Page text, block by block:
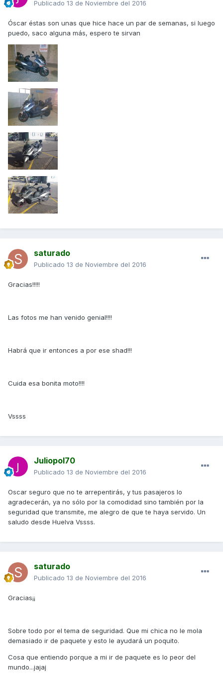
Publicado 13 de Noviembre del 2016
Óscar éstas son unas que hice hace un par de semanas, si luego
puedo, saco alguna más, espero te sirvan
saturado
Publicado 13 de Noviembre del 2016
Gracias!!!!!
Las fotos me han venido genial!!!!
Habrá que ir entonces a por ese shad!!!
Cuida esa bonita moto!!!!
Vssss
Juliopol70
Publicado 13 de Noviembre del 2016
Oscar seguro que no te arrepentirás, y tus pasajeros lo
agradecerán, ya no sólo por la comodidad sino también por la
seguridad que transmite, me alegro de que te haya servido. Un
saludo desde Huelva Vssss.
saturado
Publicado 13 de Noviembre del 2016
Gracias¡¡
Sobre todo por el tema de seguridad. Que mi chica no le mola
demasiado ir de paquete y esto le ayudará un poquito.
Cosa que entiendo porque a mi ir de paquete es lo peor del
mundo...jajaj